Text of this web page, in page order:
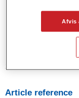
Standofleet
tørstofindhold til
3.5LT
Article reference
Afvis